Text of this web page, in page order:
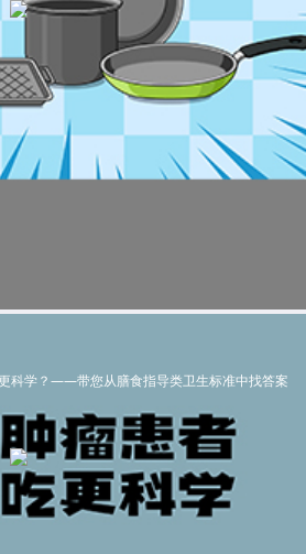
科学？——带您从膳食指导类卫生标准中找答案